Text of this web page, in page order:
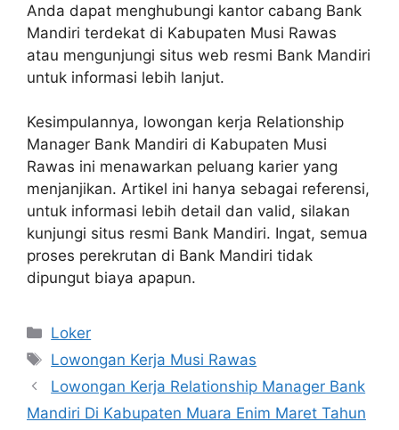
Anda dapat menghubungi kantor cabang Bank
Mandiri terdekat di Kabupaten Musi Rawas
atau mengunjungi situs web resmi Bank Mandiri
untuk informasi lebih lanjut.
Kesimpulannya, lowongan kerja Relationship
Manager Bank Mandiri di Kabupaten Musi
Rawas ini menawarkan peluang karier yang
menjanjikan. Artikel ini hanya sebagai referensi,
untuk informasi lebih detail dan valid, silakan
kunjungi situs resmi Bank Mandiri. Ingat, semua
proses perekrutan di Bank Mandiri tidak
dipungut biaya apapun.
Kategori
Loker
Tag
Lowongan Kerja Musi Rawas
Lowongan Kerja Relationship Manager Bank
Mandiri Di Kabupaten Muara Enim Maret Tahun